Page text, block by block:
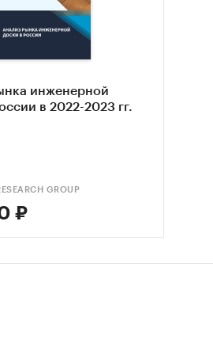
инженерной
в 2022-2023 гг.
GROUP
₽